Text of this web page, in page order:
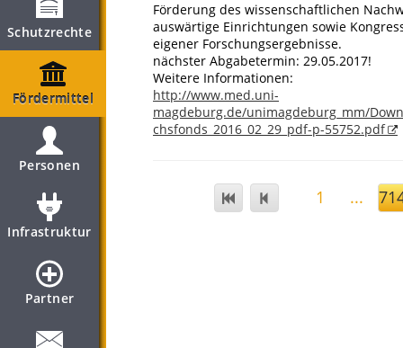
Schutzrechte
Fördermittel
Personen
Infrastruktur
Partner
Förderung des wissenschaftlichen
auswärtige Einrichtungen sowie
eigener Forschungsergebnisse.
nächster Abgabetermin: 29.05.2017!
Weitere Informationen:
http://www.med.uni-
magdeburg.de/unimagdeburg_mm/
chsfonds_2016_02_29_pdf-p-55752.pdf
1 ...